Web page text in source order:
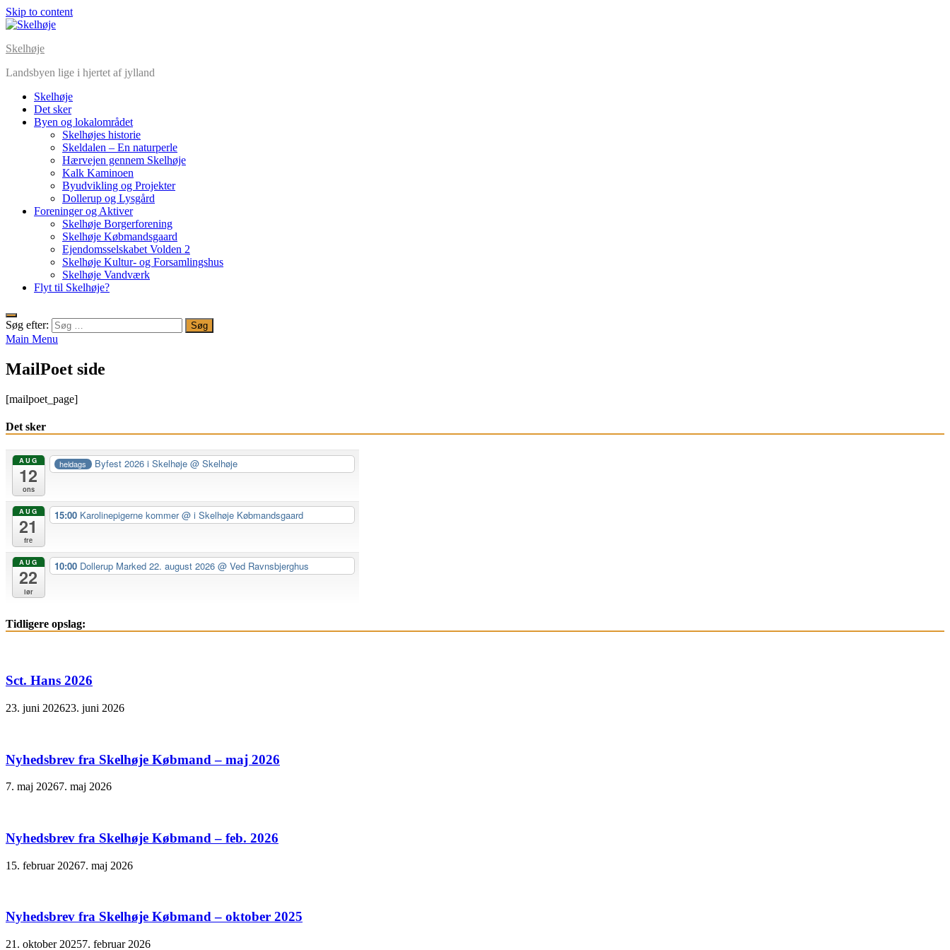
Skip to content
Skelhøje
Landsbyen lige i hjertet af jylland
Skelhøje
Det sker
Byen og lokalområdet
Skelhøjes historie
Skeldalen – En naturperle
Hærvejen gennem Skelhøje
Kalk Kaminoen
Byudvikling og Projekter
Dollerup og Lysgård
Foreninger og Aktiver
Skelhøje Borgerforening
Skelhøje Købmandsgaard
Ejendomsselskabet Volden 2
Skelhøje Kultur- og Forsamlingshus
Skelhøje Vandværk
Flyt til Skelhøje?
Søg efter:
Main Menu
MailPoet side
[mailpoet_page]
Det sker
AUG
12
ons
heldags Byfest 2026 i Skelhøje@ Skelhøje
AUG
21
fre
15:00 Karolinepigerne kommer@ i Skelhøje Købmandsgaard
AUG
22
lør
10:00 Dollerup Marked 22. august 2026 @ Ved Ravnsbjerghus
Tidligere opslag:
Sct. Hans 2026
23. juni 202623. juni 2026
Nyhedsbrev fra Skelhøje Købmand – maj 2026
7. maj 20267. maj 2026
Nyhedsbrev fra Skelhøje Købmand – feb. 2026
15. februar 20267. maj 2026
Nyhedsbrev fra Skelhøje Købmand – oktober 2025
21. oktober 20257. februar 2026